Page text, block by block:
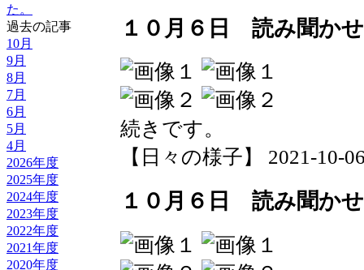
た。
過去の記事
10月
9月
8月
7月
6月
5月
4月
2026年度
2025年度
2024年度
2023年度
2022年度
2021年度
2020年度
１０月６日 読み聞か
続きです。
【日々の様子】 2021-10-
１０月６日 読み聞か